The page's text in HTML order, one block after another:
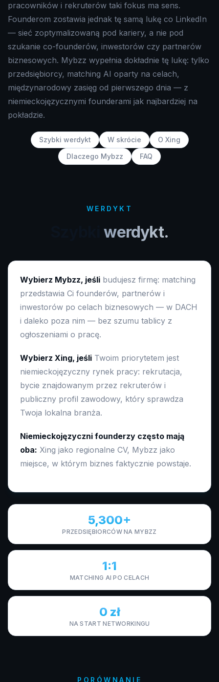
pracowników i rekruterów taki fokus ma sens.
Founderom zostawia jednak tę samą lukę co LinkedIn
— sieć zoptymalizowaną pod kariery, a nie pod
szukanie co-founderów, inwestorów czy partnerów
biznesowych. Mybzz wypełnia dokładnie tę lukę: tylko
przedsiębiorcy, matching AI oparty na celach,
międzynarodowy zasięg od pierwszego dnia — z
niemieckojęzycznymi founderami jak najbardziej na
pokładzie.
Szybki werdykt W skrócie
O Xing
Dlaczego Mybzz
FAQ
WERDYKT
werdykt.
Wybierz Mybzz, jeśli budujesz firmę: matching
przedstawia Ci founderów, partnerów i
inwestorów po celach biznesowych — w DACH
i daleko poza nim — bez szumu tablicy z
ogłoszeniami o pracę.
Wybierz Xing, jeśli Twoim priorytetem jest
niemieckojęzyczny rynek pracy: rekrutacja,
bycie znajdowanym przez rekruterów i
publiczny profil zawodowy, który sprawdza
Twoja lokalna branża.
Niemieckojęzyczni founderzy często mają
oba: Xing jako regionalne CV, Mybzz jako
miejsce, w którym biznes faktycznie powstaje.
5,300+
PRZEDSIĘBIORCÓW NA MYBZZ
1:1
MATCHING AI PO CELACH
0 zł
NA START NETWORKINGU
PORÓWNANIE